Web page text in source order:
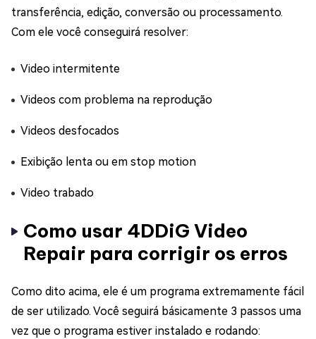
transferência, edição, conversão ou processamento.
Com ele você conseguirá resolver:
Video intermitente
Videos com problema na reprodução
Videos desfocados
Exibição lenta ou em stop motion
Video trabado
Como usar 4DDiG Video
Repair para corrigir os erros
Como dito acima, ele é um programa extremamente fácil
de ser utilizado. Você seguirá básicamente 3 passos uma
vez que o programa estiver instalado e rodando: